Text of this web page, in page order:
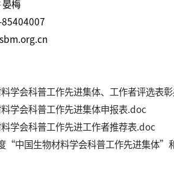
晏梅
85404007
学会科普工作先进集体、工作者评选表
学会科普工作先进集体申报表.doc
学会科普工作先进工作者推荐表.doc
“中国生物材料学会科普工作先进集体